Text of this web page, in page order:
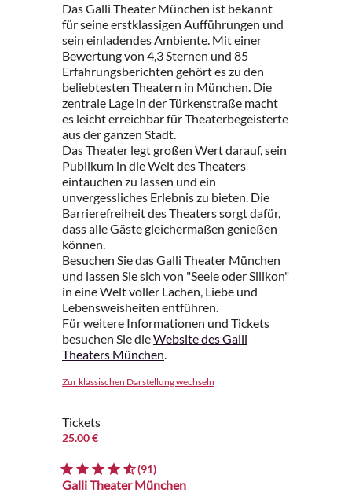
Das Galli Theater München ist bekannt
für seine erstklassigen Aufführungen und
sein einladendes Ambiente. Mit einer
Bewertung von 4,3 Sternen und 85
Erfahrungsberichten gehört es zu den
beliebtesten Theatern in München. Die
zentrale Lage in der Türkenstraße macht
es leicht erreichbar für Theaterbegeisterte
aus der ganzen Stadt.
Das Theater legt großen Wert darauf, sein
Publikum in die Welt des Theaters
eintauchen zu lassen und ein
unvergessliches Erlebnis zu bieten. Die
Barrierefreiheit des Theaters sorgt dafür,
dass alle Gäste gleichermaßen genießen
können.
Besuchen Sie das Galli Theater München
und lassen Sie sich von "Seele oder Silikon"
in eine Welt voller Lachen, Liebe und
Lebensweisheiten entführen.
Für weitere Informationen und Tickets
besuchen Sie dieWebsite des Galli
Theaters München.
Zur klassischen Darstellung wechseln
Tickets
25.00 €
(91)
Galli Theater München